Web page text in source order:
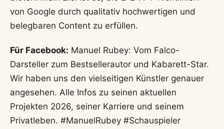
wechseln, ist beeindruckend. Auch im Jahr 2026
bleibt er durch seine zahlreichen Projekte eine
Kulturlandschaft und beweist, dass man sich nicht
auf ein einziges Talent festlegen muss, um
erfolgreich zu sein. Seine Karriere ist ein Beleg
dafür, dass Authentizität und Wandelbarkeit Hand
in Hand gehen können. Weitere Informationen zu
seiner Arbeit finden Sie auch auf seineroffiziellen